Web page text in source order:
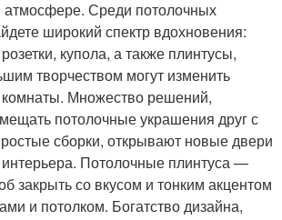
атмосфере. Среди потолочных
широкий спектр вдохновения:
купола, а также плинтусы,
творчеством могут изменить
комнаты. Множество решений,
потолочные украшения друг с
сборки, открывают новые двери
Потолочные плинтуса —
закрыть со вкусом и тонким акцентом
и потолком. Богатство дизайна,